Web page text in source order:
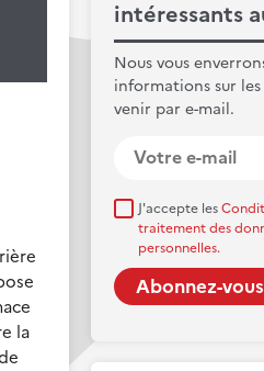
intéressants
Nous vous
informations sur
venir par e-mail.
J'accepte les
traitement des
personnelles.
la